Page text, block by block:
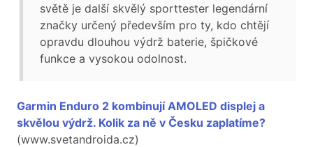
světě je další skvělý sporttester legendární
značky určený především pro ty, kdo chtějí
opravdu dlouhou výdrž baterie, špičkové
funkce a vysokou odolnost.
Garmin Enduro 2 kombinují AMOLED displej a
skvělou výdrž. Kolik za ně v Česku zaplatíme?
(www.svetandroida.cz)